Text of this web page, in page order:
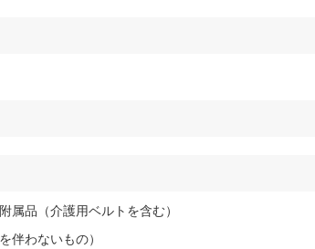
属品（介護用ベルトを含む）
伴わないもの）